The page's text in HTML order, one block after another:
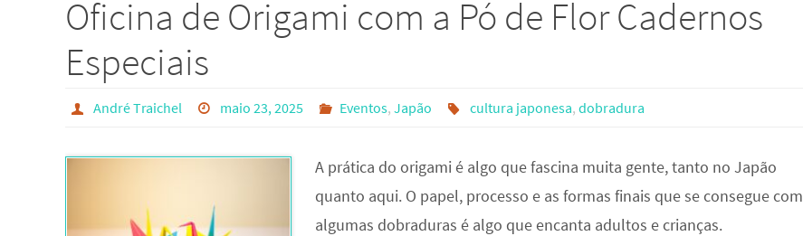
Oficina de Origami com a Pó de Flor Cadernos
Especiais
André Traichel maio 23, 2025 Eventos,Japão cultura japonesa, dobradura
A prática do origami é algo que fascina muita gente, tanto no Japão
quanto aqui. O papel, processo e as formas finais que se consegue com
algumas dobraduras é algo que encanta adultos e crianças.